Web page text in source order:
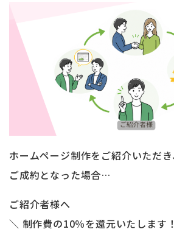
ホームページ制作をご紹介いただき
ご成約となった場合…
ご紹介者様へ
＼ 制作費の10％を還元いたします